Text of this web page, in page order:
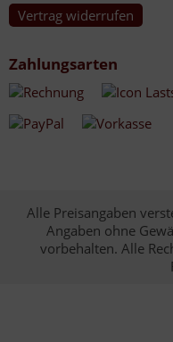
Vertrag widerrufen
Zahlungsarten
Alle Preisangaben
Angaben ohne
vorbehalten. Alle